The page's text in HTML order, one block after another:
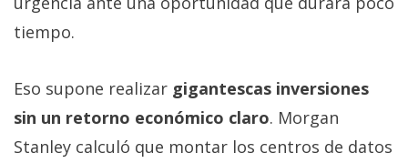
tiempo.
Eso supone realizar gigantescas inversiones
sin un retorno económico claro. Morgan
Stanley calculó que montar los centros de datos